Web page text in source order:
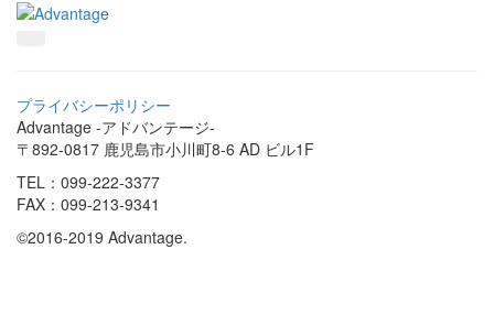
プライバシーポリシー
Advantage -アドバンテージ-
〒892-0817 鹿児島市小川町8-6 AD ビル1F
TEL：099-222-3377
FAX：099-213-9341
©2016-2019 Advantage.